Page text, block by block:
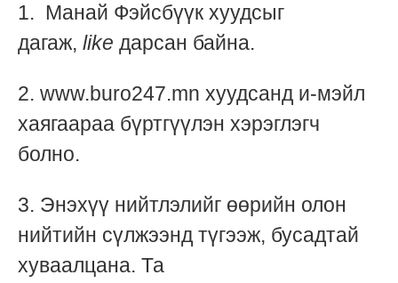
1. Манай Фэйсбүүк хуудсыг
дагаж, like дарсан байна.
2. www.buro247.mn хуудсанд и-мэйл
хаягаараа бүртгүүлэн хэрэглэгч
болно.
3. Энэхүү нийтлэлийг өөрийн олон
нийтийн сүлжээнд түгээж, бусадтай
хуваалцана. Та